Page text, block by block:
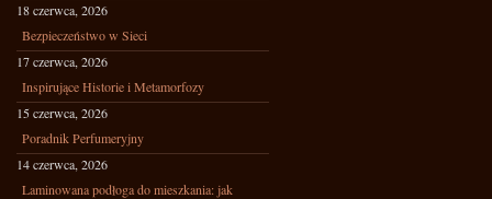
18 czerwca, 2026
Bezpieczeństwo w Sieci
17 czerwca, 2026
Inspirujące Historie i Metamorfozy
15 czerwca, 2026
Poradnik Perfumeryjny
14 czerwca, 2026
Laminowana podłoga do mieszkania: jak